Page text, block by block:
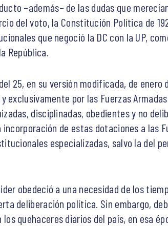
–además– de las dudas que
del voto, la Constitución Política de
que negoció la DC con la UP,
República.
25, en su versión modificada, de enero
por las Fuerzas
disciplinadas, obedientes y no
de estas dotaciones a las
especializadas, salvo la del
obedeció a una necesidad de los
deliberación política. Sin embargo,
quehaceres diarios del país, en esa